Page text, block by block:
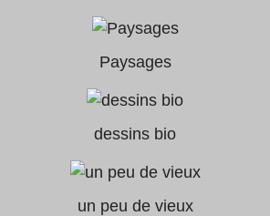
Paysages
dessins bio
un peu de vieux